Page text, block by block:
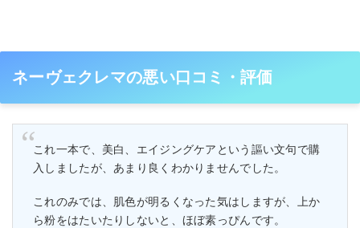
ネーヴェクレマの悪い口コミ・評価
これ一本で、美白、エイジングケアという謳い文句で購
入しましたが、あまり良くわかりませんでした。
これのみでは、肌色が明るくなった気はしますが、上か
ら粉をはたいたりしないと、ほぼ素っぴんです。